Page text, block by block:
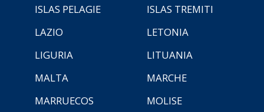
ISLAS PELAGIE
ISLAS TREMITI
LAZIO
LETONIA
LIGURIA
LITUANIA
MALTA
MARCHE
MARRUECOS
MOLISE